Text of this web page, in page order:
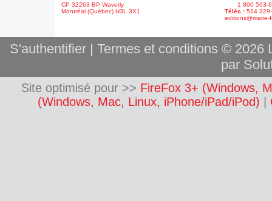
CP 32263 BP Waverly
Montréal (Québec) H3L 3X1
1 800 563-
Téléc.: 514
editions@marie-
S'authentifier| Termes et conditions © 2026
par
Site optimisé pour >> FireFox 3+ (Windows,
(Windows, Mac, Linux, iPhone/iPad/iPod)